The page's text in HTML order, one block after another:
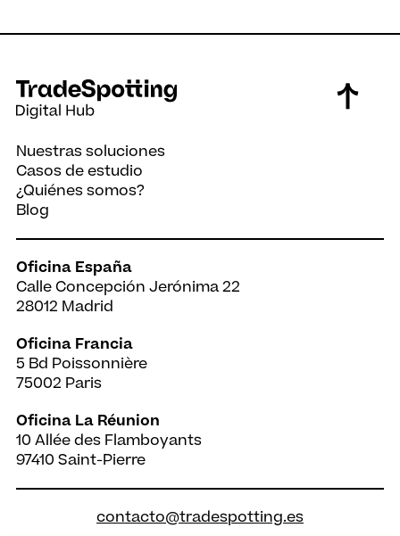
Nuestras soluciones
Casos de estudio
¿Quiénes somos?
Blog
Oficina España
Calle Concepción Jerónima 22
28012 Madrid
Oficina Francia
5 Bd Poissonnière
75002 Paris
Oficina La Réunion
10 Allée des Flamboyants
97410 Saint-Pierre
contacto@tradespotting.es